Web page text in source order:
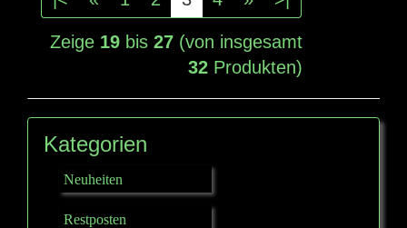
Zeige 19 bis27 (von insgesamt
32 Produkten)
Kategorien
Neuheiten
Restposten